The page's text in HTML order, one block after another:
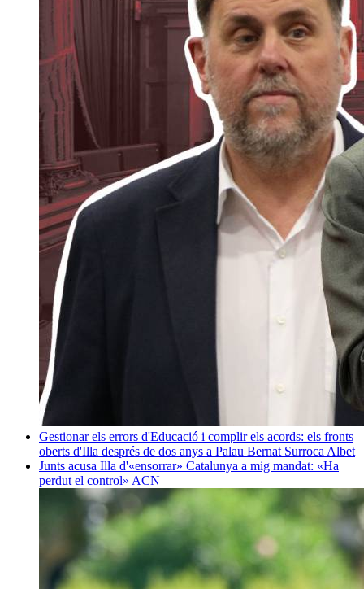
Gestionar els errors d'Educació i complir els acords: els fronts
oberts d'Illa després de dos anys a Palau Bernat Surroca Albet
Junts acusa Illa d'«ensorrar» Catalunya a mig mandat: «Ha
perdut el control» ACN